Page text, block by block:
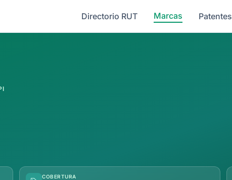
Directorio RUT Marcas Patentes
COBERTURA